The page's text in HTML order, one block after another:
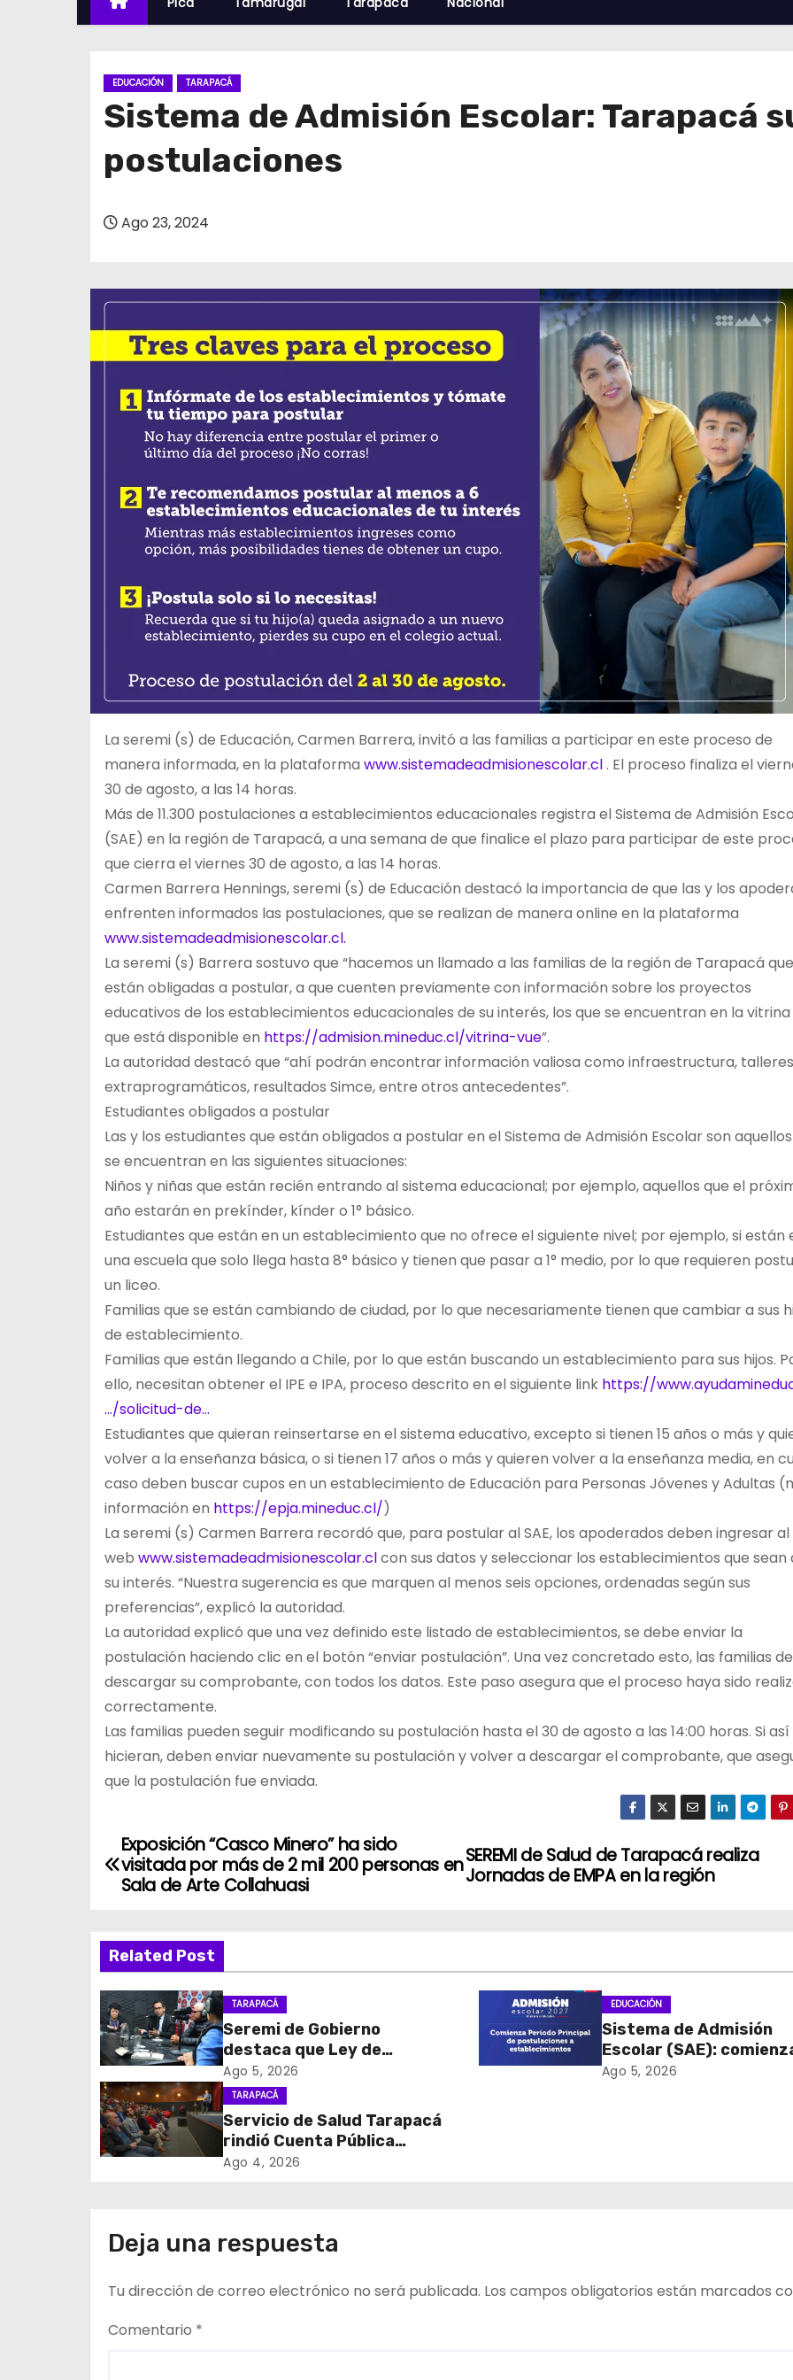
EDUCACIÓN TARAPACÁ
Sistema de Admisión Escolar: Tarapacá
postulaciones
Ago 23, 2024
La seremi (s) de Educación, Carmen Barrera, invitó a las familias a participar en este proceso de
manera informada, en la plataforma www.sistemadeadmisionescolar.cl. El proceso finaliza el
30 de agosto, a las 14 horas.
Más de 11.300 postulaciones a establecimientos educacionales registra el Sistema de Admisión
(SAE) en la región de Tarapacá, a una semana de que finalice el plazo para participar de este
que cierra el viernes 30 de agosto, a las 14 horas.
Carmen Barrera Hennings, seremi (s) de Educación destacó la importancia de que las y los
enfrenten informados las postulaciones, que se realizan de manera online en la plataforma
www.sistemadeadmisionescolar.cl.
La seremi (s) Barrera sostuvo que “hacemos un llamado a las familias de la región de Tarapacá que
están obligadas a postular, a que cuenten previamente con información sobre los proyectos
educativos de los establecimientos educacionales de su interés, los que se encuentran en la vitrina
que está disponible en https://admision.mineduc.cl/vitrina-vue”.
La autoridad destacó que “ahí podrán encontrar información valiosa como infraestructura, talleres
extraprogramáticos, resultados Simce, entre otros antecedentes”.
Estudiantes obligados a postular
Las y los estudiantes que están obligados a postular en el Sistema de Admisión Escolar son
se encuentran en las siguientes situaciones:
Niños y niñas que están recién entrando al sistema educacional; por ejemplo, aquellos que el
año estarán en prekínder, kínder o 1° básico.
Estudiantes que están en un establecimiento que no ofrece el siguiente nivel; por ejemplo, si están
una escuela que solo llega hasta 8° básico y tienen que pasar a 1° medio, por lo que requieren
un liceo.
Familias que se están cambiando de ciudad, por lo que necesariamente tienen que cambiar a sus
de establecimiento.
Familias que están llegando a Chile, por lo que están buscando un establecimiento para sus hijos.
ello, necesitan obtener el IPE e IPA, proceso descrito en el siguiente link https://
…/solicitud-de…
Estudiantes que quieran reinsertarse en el sistema educativo, excepto si tienen 15 años o más y
volver a la enseñanza básica, o si tienen 17 años o más y quieren volver a la enseñanza media, en
caso deben buscar cupos en un establecimiento de Educación para Personas Jóvenes y Adultas
información en https://epja.mineduc.cl/)
La seremi (s) Carmen Barrera recordó que, para postular al SAE, los apoderados deben ingresar al
web www.sistemadeadmisionescolar.clcon sus datos y seleccionar los establecimientos que sean
su interés. “Nuestra sugerencia es que marquen al menos seis opciones, ordenadas según sus
preferencias”, explicó la autoridad.
La autoridad explicó que una vez definido este listado de establecimientos, se debe enviar la
postulación haciendo clic en el botón “enviar postulación”. Una vez concretado esto, las familias
descargar su comprobante, con todos los datos. Este paso asegura que el proceso haya sido
correctamente.
Las familias pueden seguir modificando su postulación hasta el 30 de agosto a las 14:00 horas. Si así
hicieran, deben enviar nuevamente su postulación y volver a descargar el comprobante, que
que la postulación fue enviada.
N
e
g
a
c
i
ó
e
e
n
SEREMI de Salud de Tarapacá realiza
Jornadas de EMPA en la región
Exposición “Casco Minero” ha sido
visitada por más de 2 mil 200 personas en
Sala de Arte Collahuasi
Related Post
TARAPACÁ
Seremi de Gobierno
destaca que Ley de
Reconstrucción Nacional
impulsará la inversión y el
empleo en Tarapacá
Ago 5, 2026
EDUCACIÓN
Sistema de Admisión
Escolar (SAE):
las postulaciones a
Ago 5, 2026
TARAPACÁ
Servicio de Salud Tarapacá
rindió Cuenta Pública
Participativa
Ago 4, 2026
Deja una respuesta
Tu dirección de correo electrónico no será publicada. Los campos obligatorios están marcados
Comentario *